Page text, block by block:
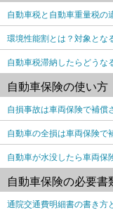
自動車税と自動車重量税の
環境性能割とは？対象とな
自動車税滞納したらどうな
自動車保険の使い方
自損事故は車両保険で補償
自動車の全損は車両保険で
自動車が水没したら車両保
自動車保険の必要書
通院交通費明細書の書き方